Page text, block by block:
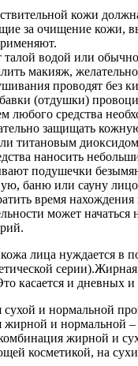
кожи
за очищение кожи,
талой водой или
макияж,
проводят без
(отдушки)
любого средства
защищать
титановым
наносить
подушечки
баню или сауну
время
может
кожа лица нуждается
касается и дневных
сухой и нормальной
жирной и нормальной
жирной и
косметикой, на